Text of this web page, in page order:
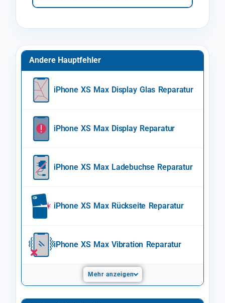
Andere Hauptfehler
iPhone XS Max Display Glas Reparatur
iPhone XS Max Display Reparatur
iPhone XS Max Ladebuchse Reparatur
iPhone XS Max Rückseite Reparatur
iPhone XS Max Vibration Reparatur
Mehr anzeigen